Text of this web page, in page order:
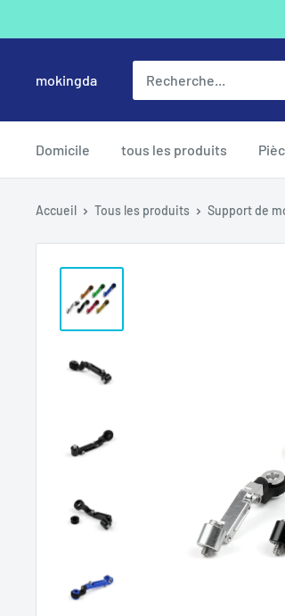
au
mokingda
Domicile tous les produits
Accueil Tous les produits Support de